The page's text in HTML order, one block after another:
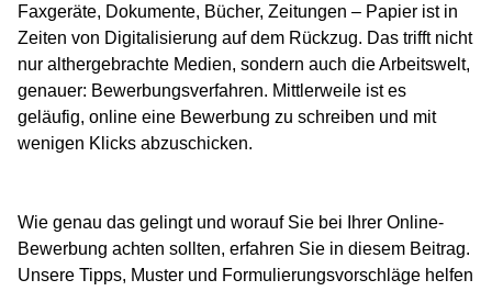
Faxgeräte, Dokumente, Bücher, Zeitungen – Papier ist in
Zeiten von Digitalisierung auf dem Rückzug. Das trifft nicht
nur althergebrachte Medien, sondern auch die Arbeitswelt,
genauer: Bewerbungsverfahren. Mittlerweile ist es
geläufig, online eine Bewerbung zu schreiben und mit
wenigen Klicks abzuschicken.
Wie genau das gelingt und worauf Sie bei Ihrer Online-
Bewerbung achten sollten, erfahren Sie in diesem Beitrag.
Unsere Tipps, Muster und Formulierungsvorschläge helfen